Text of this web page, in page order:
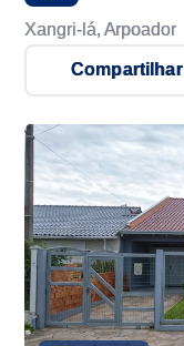
Xangri-lá, Arpoador
Compartilhar